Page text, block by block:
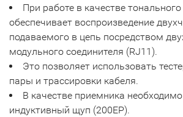
При работе в качестве
обеспечивает воспроизведение
подаваемого в цепь посредством
модульного соединителя (RJ11).
Это позволяет использовать
пары и трассировки кабеля.
В качестве приемника
индуктивный щуп (200EP).